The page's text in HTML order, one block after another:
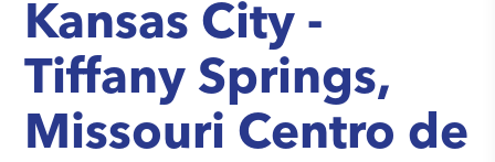
Kansas City -
Tiffany Springs,
Missouri Centro de